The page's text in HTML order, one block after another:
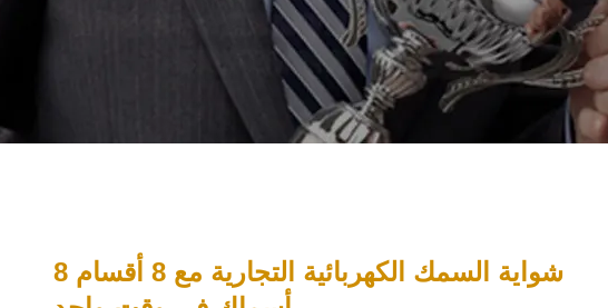
شواية السمك الكهربائية التجارية مع 8 أقسام 8